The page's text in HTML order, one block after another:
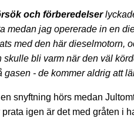
och förberedelser
medan jag opererade in en
med den här dieselmotorn,
bli varm när den väl
- de kommer aldrig att
snyftning hörs medan
igen är det med gråten i